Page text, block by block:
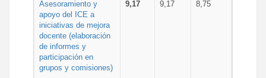
Asesoramiento y
apoyo del ICE a
iniciativas de mejora
docente (elaboración
de informes y
participación en
grupos y comisiones)
9,17 9,17 8,75